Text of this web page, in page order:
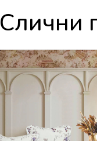
Слични